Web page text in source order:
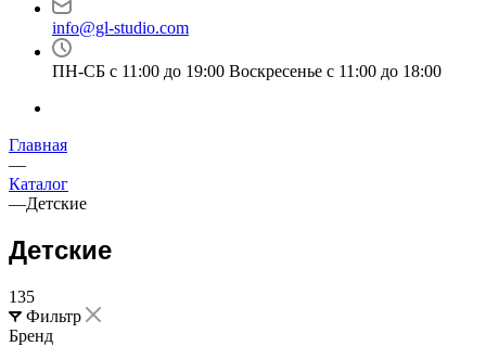
info@gl-studio.com
ПН-СБ с 11:00 до 19:00 Воскресенье с 11:00 до 18:00
Главная
—
Каталог
—Детские
Детские
135
Фильтр
Бренд